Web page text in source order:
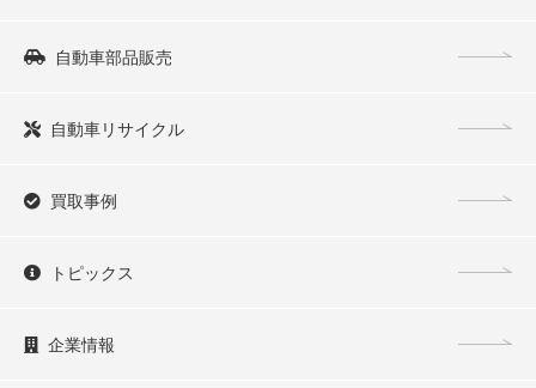
自動車部品販売
自動車リサイクル
買取事例
トピックス
企業情報